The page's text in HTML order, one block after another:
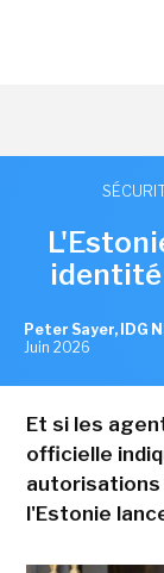
identité
Peter Sayer, IDG
Juin 2026
Et si les
officielle
autorisations
l'Estonie